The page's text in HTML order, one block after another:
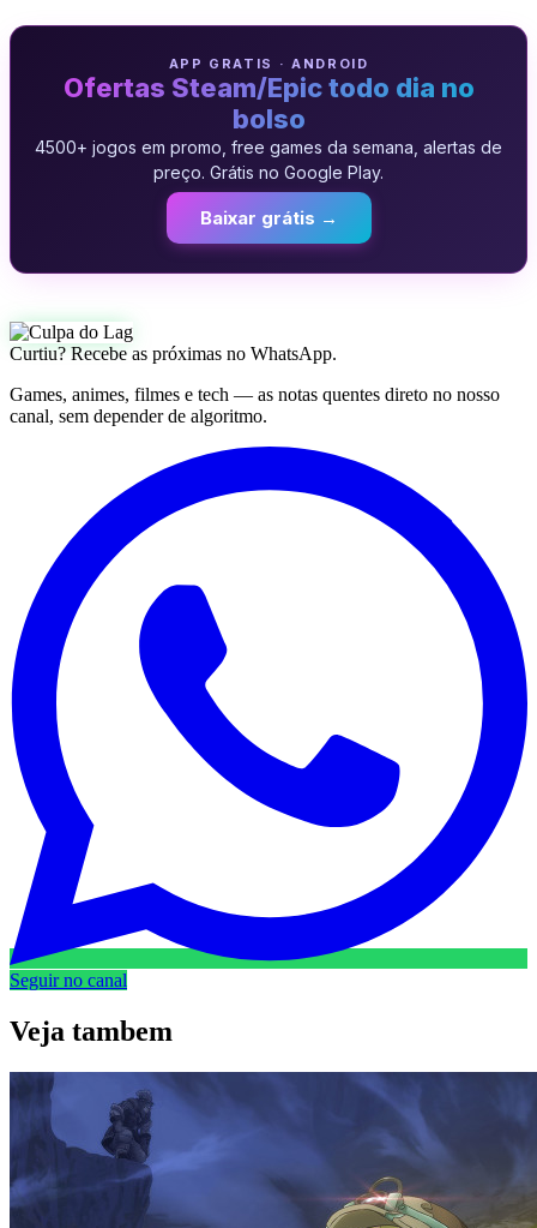
APP GRATIS · ANDROID
Ofertas Steam/Epic todo dia no
bolso
4500+ jogos em promo, free games da semana, alertas de
preço. Grátis no Google Play.
Baixar grátis →
Curtiu? Recebe as próximas no WhatsApp.
Games, animes, filmes e tech — as notas quentes direto no nosso
canal, sem depender de algoritmo.
Seguir no canal
Veja tambem